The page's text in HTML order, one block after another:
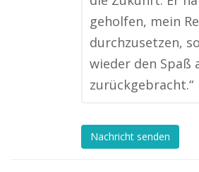
geholfen, mein
durchzusetzen,
wieder den Spaß
zurückgebracht.“
Nachricht senden